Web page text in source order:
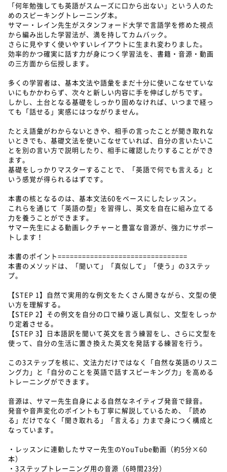
「何年勉強しても英語がスムーズに口から出ない」という人のた
めのスピーキングトレーニング本。
サマー・レイン先生がスタンフォード大学で言語学を修めた視点
から編み出した学習法が、満を持してカムバック。
さらに見やすく使いやすいレイアウトに生まれ変わりました。
効率的かつ確実に話す力が身につく学習法を、書籍・音源・動画
の三方面から伝授します。
多くの学習者は、基本文法や語彙をまだ十分に使いこなせていな
いにもかかわらず、次々と新しい内容に手を伸ばしがちです。
しかし、土台となる基礎をしっかり固めなければ、いつまで経っ
ても「話せる」実感にはつながりません。
たとえ語彙がわからないときや、相手の言ったことが聞き取れな
いときでも、基礎文法を使いこなせていれば、自分の言いたいこ
とを別の言い方で説明したり、相手に確認したりすることができ
ます。
基礎をしっかりマスターすることで、「英語で何でも言える」と
いう感覚が得られるはずです。
本書の核となるのは、基本文法60をベースにしたレッスン。
これらを通じて「英語の型」を習得し、英文を自在に組み立てる
力を養うことができます。
サマー先生による動画レクチャーと豊富な音源が、強力にサポー
トします！
本書のポイント================================
本書のメソッドは、「聞いて」「真似して」「使う」の3ステッ
プ。
【STEP 1】自然で実用的な例文をたくさん聞きながら、文型の使
い方を理解する。
【STEP 2】その例文を自分の口で繰り返し真似し、文型をしっか
り定着させる。
【STEP 3】日本語訳を聞いて英文を言う練習をし、さらに文型を
使って、自分の生活に置き換えた英文を発話する練習を行う。
この3ステップを核に、文法力だけではなく「自然な英語のリスニ
ング力」と「自分のことを英語で話すスピーキング力」を高める
トレーニングができます。
音源は、サマー先生自身による自然なネイティブ発音で録音。
発音や音声変化のポイントも丁寧に解説しているため、「読め
る」だけでなく「聞き取れる」「言える」力まで身につく構成と
なっています。
・レッスンに連動したサマー先生のYouTube動画（約5分×60
本）
・3ステップトレーニング用の音源（6時間23分）